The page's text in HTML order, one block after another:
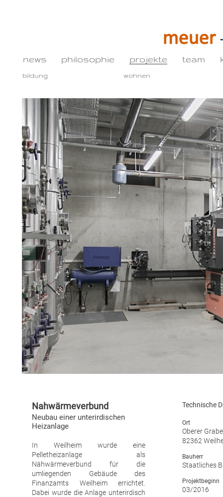
news philosophie projekte
bildung wohnen
team
Nahwärmeverbund
Neubau einer unterirdischen
Heizanlage
In Weilheim wurde eine
Pelletheizanlage als
Nähwärmeverbund für die
umliegenden Gebäude des
Finanzamts Weilheim errichtet.
Dabei wurde die Anlage unterirdisch
Technische
Ort
Oberer
82362
Bauherr
Staatliches
Projektbeginn
03/2016